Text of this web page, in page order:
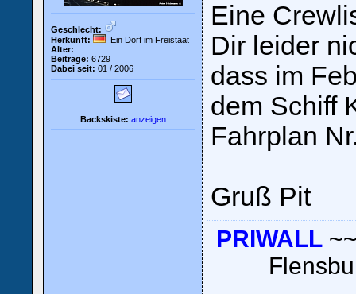
Geschlecht:
Herkunft:
Ein Dorf im Freistaat
Alter:
Beiträge: 6729
Dabei seit: 01 / 2006
Backskiste: anzeigen
Eine
Dir leider
dass im
dem Schiff
Fahrplan
Gruß Pit
PRIWALL